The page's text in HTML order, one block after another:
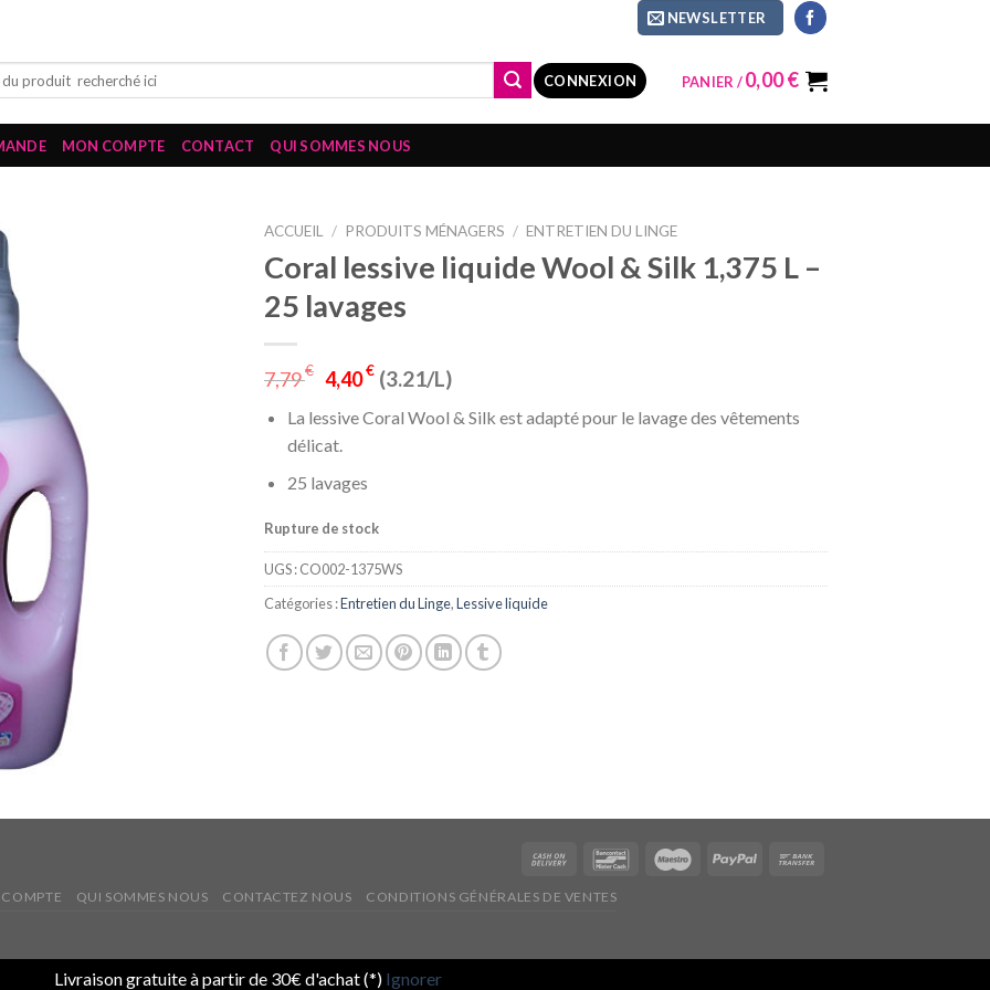
NEWSLETTER
CONNEXION PANIER /0,00€
MON COMPTE CONTACT QUI SOMMES NOUS
ACCUEIL / PRODUITS MÉNAGERS / ENTRETIEN DU LINGE
Coral lessive liquide Wool & Silk 1,375 L –
25 lavages
7,79€ 4,40€ (3.21/L)
La lessive Coral Wool & Silk est adapté pour le lavage des vêtements
délicat.
25 lavages
Rupture de stock
UGS :CO002-1375WS
Catégories :Entretien du Linge,Lessive liquide
QUI SOMMES NOUS CONTACTEZ NOUS CONDITIONS GÉNÉRALES DE VENTES
Livraison gratuite à partir de 30€ d'achat (*) Ignorer